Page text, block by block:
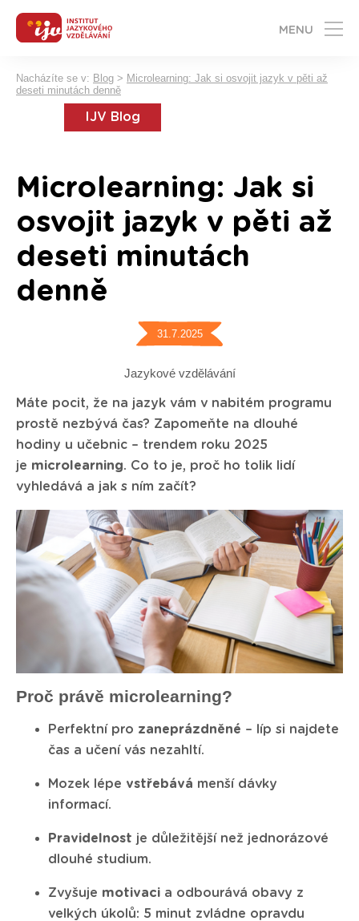
MENU
Nacházíte se v: Blog > Microlearning: Jak si osvojit jazyk v pěti až
deseti minutách denně
IJV Blog
Microlearning: Jak si
osvojit jazyk v pěti až
deseti minutách
denně
31.7.2025
Jazykové vzdělávání
Máte pocit, že na jazyk vám v nabitém programu
prostě nezbývá čas? Zapomeňte na dlouhé
hodiny u učebnic – trendem roku 2025
je microlearning. Co to je, proč ho tolik lidí
vyhledává a jak s ním začít?
Proč právě microlearning?
Perfektní pro zaneprázdněné – líp si najdete
čas a učení vás nezahltí.
Mozek lépe vstřebává menší dávky
informací.
Pravidelnost je důležitější než jednorázové
dlouhé studium.
Zvyšuje motivaci a odbourává obavy z
velkých úkolů: 5 minut zvládne opravdu